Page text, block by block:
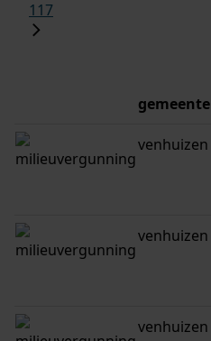
117
gemeente
venhuizen
venhuizen
venhuizen